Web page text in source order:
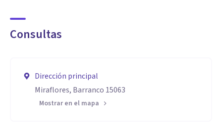
Consultas
Dirección principal
Miraflores, Barranco 15063
Mostrar en el mapa